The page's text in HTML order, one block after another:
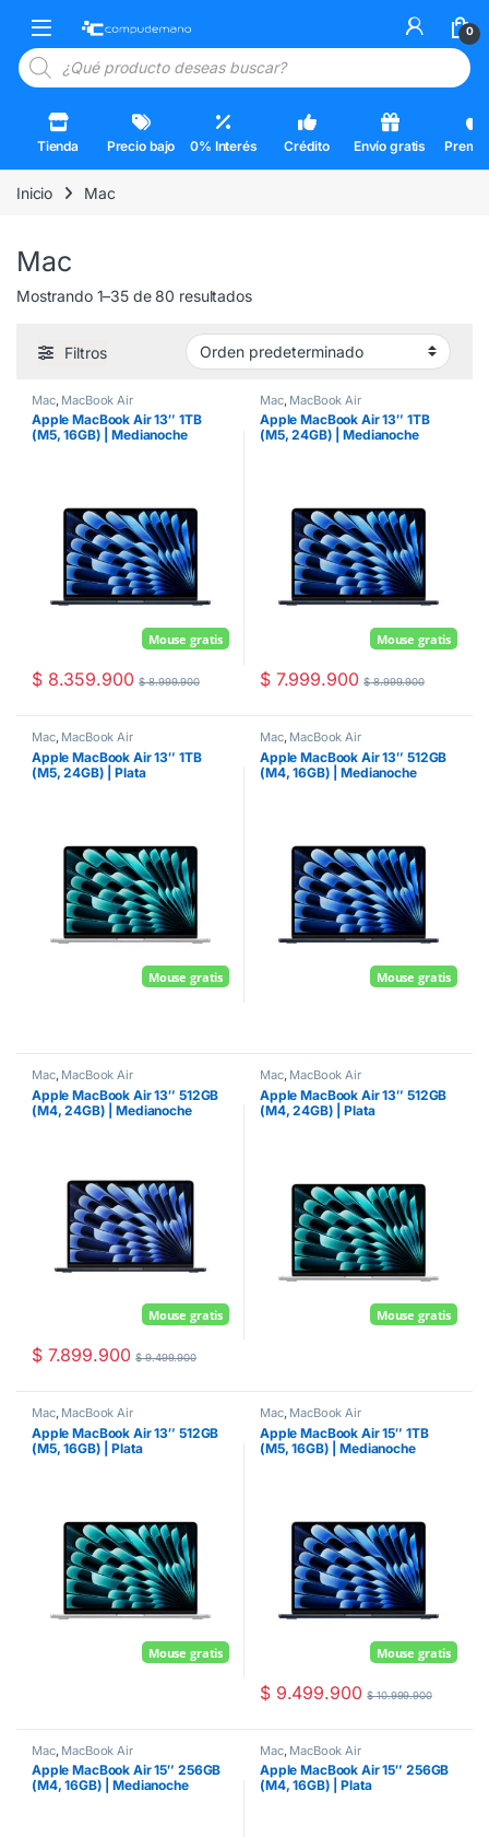
Open 0
Búsqueda de productos
Tienda Precio bajo 0% Interés Crédito Envío gratis
Inicio Mac
Mac
Mostrando 1–35 de 80 resultados
Filtros
Mac, MacBook Air
Apple MacBook Air 13″ 1TB
(M5, 16GB) | Medianoche
Mouse gratis
$8.359.900 $8.999.900
Mac, MacBook Air
Apple MacBook Air 13″ 1TB
(M5, 24GB) | Medianoche
Mouse gratis
$7.999.900 $8.999.900
Mac, MacBook Air
Apple MacBook Air 13″ 1TB
(M5, 24GB) | Plata
Mouse gratis
Mac, MacBook Air
Apple MacBook Air 13″ 512GB
(M4, 16GB) | Medianoche
Mouse gratis
Mac, MacBook Air
Apple MacBook Air 13″ 512GB
(M4, 24GB) | Medianoche
Mouse gratis
$7.899.900 $9.499.900
Mac, MacBook Air
Apple MacBook Air 13″ 512GB
(M4, 24GB) | Plata
Mouse gratis
Mac, MacBook Air
Apple MacBook Air 13″ 512GB
(M5, 16GB) | Plata
Mouse gratis
Mac, MacBook Air
Apple MacBook Air 15″ 1TB
(M5, 16GB) | Medianoche
Mouse gratis
$9.499.900 $10.999.900
Mac, MacBook Air
Apple MacBook Air 15″ 256GB
(M4, 16GB) | Medianoche
Mac, MacBook Air
Apple MacBook Air 15″ 256GB
(M4, 16GB) | Plata